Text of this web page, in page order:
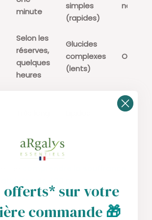
minute
simples
(rapides)
non
Selon les
réserves,
quelques
heures
Glucides
complexes
(lents)
Oui
Oui
de
de 400 m.
et dure un peu moins d’une
offerts* sur votre
commande🎁